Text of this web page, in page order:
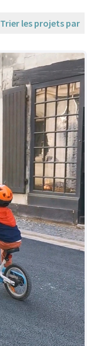
Trier les projets par